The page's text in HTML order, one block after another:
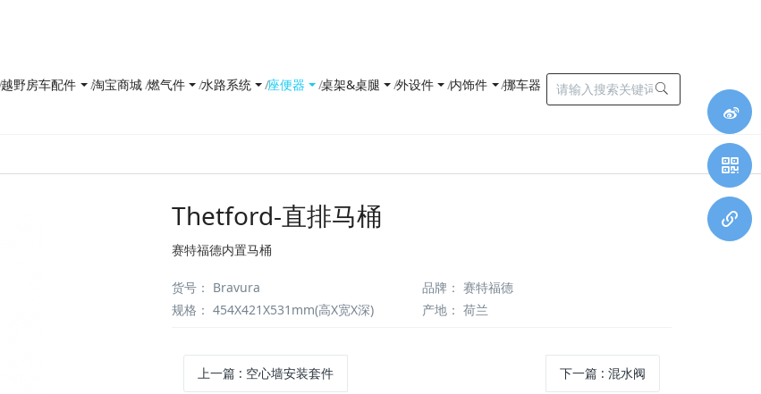
越野房车配件 淘宝商城 燃气件 水路系统 座便器 桌架&桌腿 外设件 内饰件 挪车器
Thetford-直排马桶
赛特福德内置马桶
货号 ： Bravura 品牌 ： 赛特福德
规格 ： 454X421X531mm(高X宽X深) 产地： 荷兰
上一篇 : 空心墙安装套件 下一篇: 混水阀